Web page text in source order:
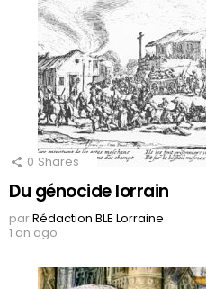
0 Shares
Du génocide lorrain
parRédaction BLE Lorraine
1 an ago